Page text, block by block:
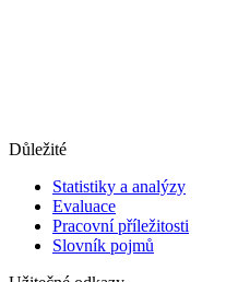
Důležité
Statistiky a analýzy
Evaluace
Pracovní příležitosti
Slovník pojmů